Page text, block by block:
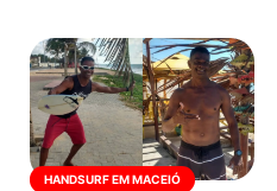
HANDSURF EM MACEIÓ